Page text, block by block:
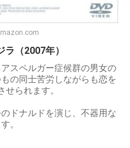
ラ（2007年）
スペルガー症候群の男女の
の同士苦労しながらも恋を
られます。
ドナルドを演じ、不器用な
。